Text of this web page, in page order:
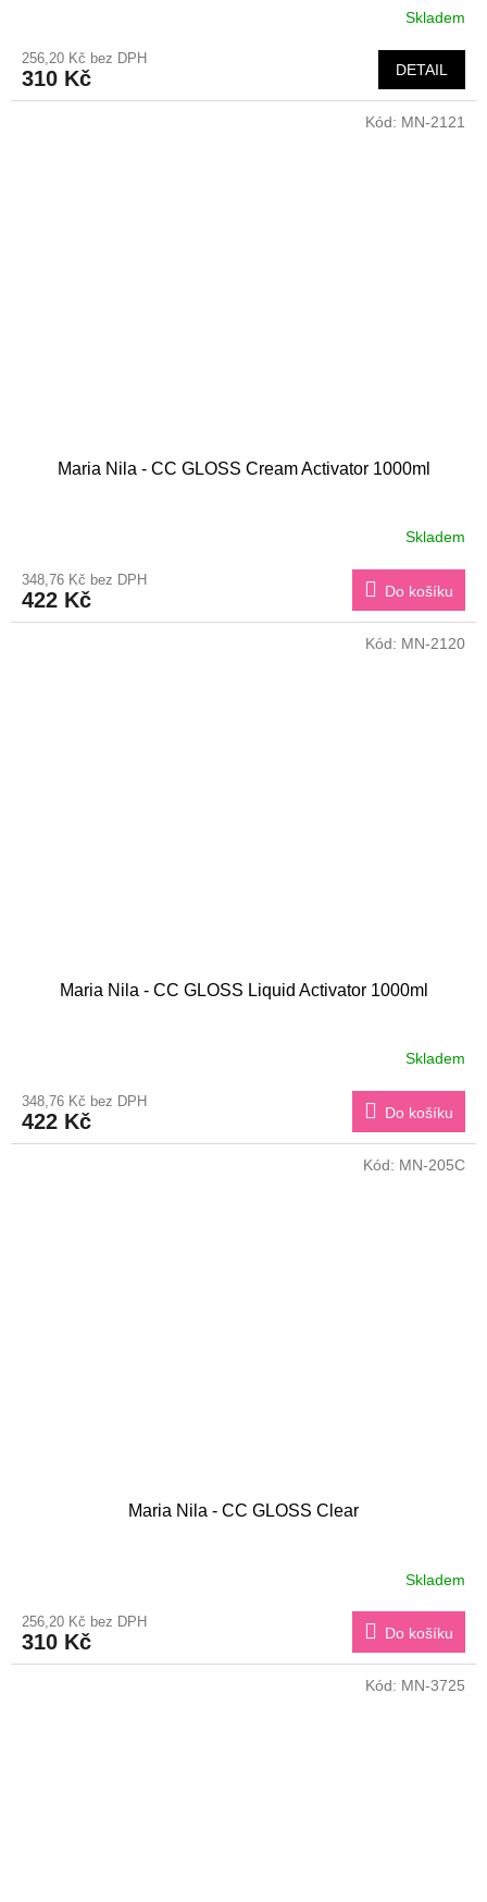
Skladem
256,20 Kč bez DPH
310 Kč DETAIL
Maria Nila - CC GLOSS Cream Activator 1000ml
Skladem
348,76 Kč bez DPH
422 Kč Do košíku
Kód: MN-2121
Maria Nila - CC GLOSS Liquid Activator 1000ml
Skladem
348,76 Kč bez DPH
422 Kč Do košíku
Kód: MN-2120
Maria Nila - CC GLOSS Clear
Skladem
256,20 Kč bez DPH
310 Kč Do košíku
Kód: MN-205C
Kód: MN-3725